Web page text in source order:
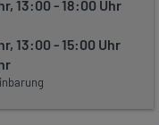
13:00 - 18:00 Uhr
13:00 - 15:00 Uhr